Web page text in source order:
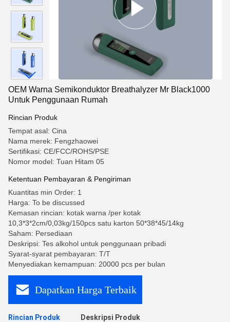
OEM Warna Semikonduktor Breathalyzer Mr Black1000
Untuk Penggunaan Rumah
Rincian Produk
Tempat asal: Cina
Nama merek: Fengzhaowei
Sertifikasi: CE/FCC/ROHS/PSE
Nomor model: Tuan Hitam 05
Ketentuan Pembayaran & Pengiriman
Kuantitas min Order: 1
Harga: To be discussed
Kemasan rincian: kotak warna /per kotak
10,3*3*2cm/0,03kg/150pcs satu karton 50*38*45/14kg
Saham: Persediaan
Deskripsi: Tes alkohol untuk penggunaan pribadi
Syarat-syarat pembayaran: T/T
Menyediakan kemampuan: 20000 pcs per bulan
Dapatkan Harga Terbaik
Rincian Produk Deskripsi Produk